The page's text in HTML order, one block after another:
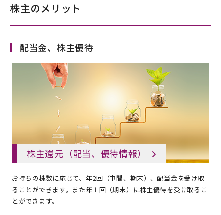
株主のメリット
配当金、株主優待
株主還元（配当、優待情報）
お持ちの株数に応じて、年2回（中間、期末）、配当金を受け取
ることができます。また年１回（期末）に株主優待を受け取るこ
とができます。